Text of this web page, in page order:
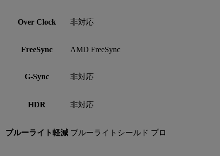
Over Clock 非対応
FreeSync AMD FreeSync
G-Sync 非対応
HDR 非対応
ブルーライト軽減 ブルーライトシールド プロ